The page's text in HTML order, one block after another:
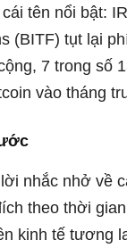
tên nổi bật:
(BITF) tụt lại
7 trong số
vào tháng
nhắc nhở về
theo thời
kinh tế tương